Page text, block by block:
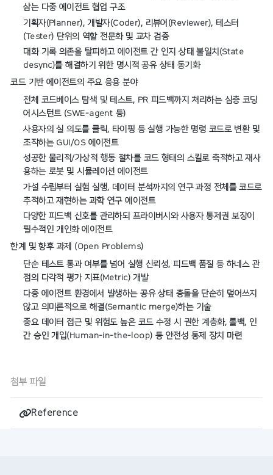
삼는 다중 에이전트 협업 구조
기획자(Planner), 개발자(Coder), 리뷰어(Reviewer), 테스터
(Tester) 단위의 역할 전문화 및 교차 검증
대화 기록 의존을 탈피하고 에이전트 간 인지 상태 불일치(State
desync)를 해결하기 위한 명시적 공유 상태 동기화
코드 기반 에이전트의 주요 응용 분야
전체 코드베이스 탐색 및 테스트, PR 피드백까지 처리하는 심층 코딩
어시스턴트 (SWE-agent 등)
사용자의 실 의도를 클릭, 타이핑 등 실행 가능한 명령 코드로 변환 및
조작하는 GUI/OS 에이전트
성공한 물리적/가상적 행동 절차를 코드 형태의 스킬로 축적하고 재사
용하는 로봇 및 시뮬레이션 에이전트
가설 수립부터 실험 실행, 데이터 분석까지의 연구 과정 전체를 코드로
추적하고 재현하는 과학 연구 에이전트
다양한 피드백 신호를 관리하되 프라이버시와 사용자 통제권 보장이
필수적인 개인화 에이전트
한계 및 향후 과제 (Open Problems)
단순 테스트 통과 여부를 넘어 실행 신뢰성, 피드백 품질 등 하네스 관
점의 다각적 평가 지표(Metric) 개발
다중 에이전트 환경에서 발생하는 공유 상태 충돌을 단순히 덮어쓰지
않고 의미론적으로 해결(Semantic merge)하는 기술
중요 데이터 접근 및 위험도 높은 코드 수정 시 권한 계층화, 롤백, 인
간 승인 개입(Human-in-the-loop) 등 안전성 통제 장치 마련
첨부 파일
Reference